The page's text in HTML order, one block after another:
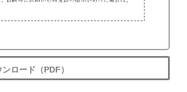
ンロード（PDF）